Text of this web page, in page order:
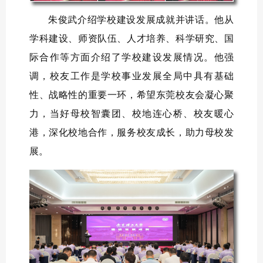
朱俊武介绍学校建设发展成就并讲话。他从
学科建设、师资队伍、人才培养、科学研究、国
际合作等方面介绍了学校建设发展情况。他强
调，校友工作是学校事业发展全局中具有基础
性、战略性的重要一环，希望东莞校友会凝心聚
力，当好母校智囊团、校地连心桥、校友暖心
港，深化校地合作，服务校友成长，助力母校发
展。